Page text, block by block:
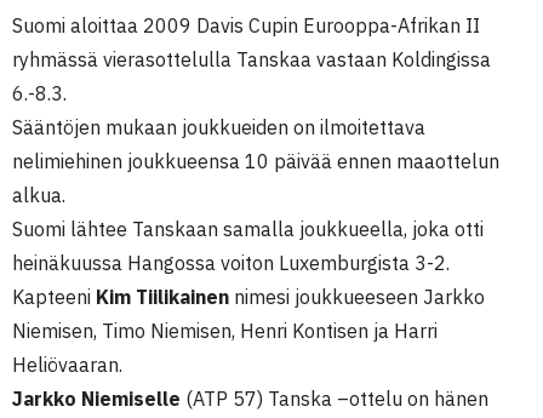
Suomi aloittaa 2009 Davis Cupin Eurooppa-Afrikan II
ryhmässä vierasottelulla Tanskaa vastaan Koldingissa
6.-8.3.
Sääntöjen mukaan joukkueiden on ilmoitettava
nelimiehinen joukkueensa 10 päivää ennen maaottelun
alkua.
Suomi lähtee Tanskaan samalla joukkueella, joka otti
heinäkuussa Hangossa voiton Luxemburgista 3-2.
Kapteeni Kim Tiilikainen nimesi joukkueeseen Jarkko
Niemisen, Timo Niemisen, Henri Kontisen ja Harri
Heliövaaran.
Jarkko Niemiselle (ATP 57) Tanska –ottelu on hänen